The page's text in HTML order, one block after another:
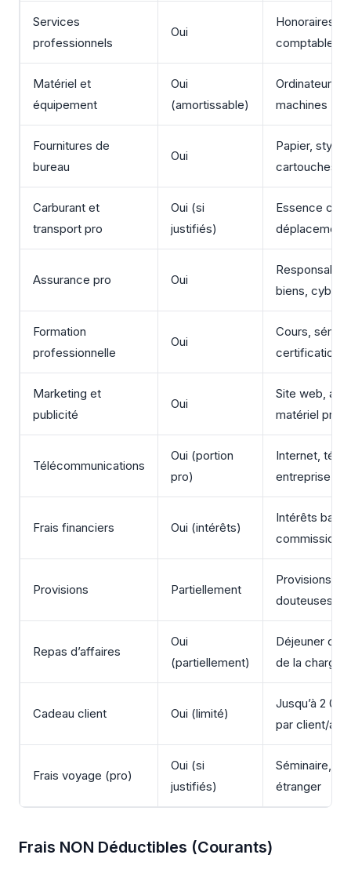
Services
professionnels
Oui
Honoraires
comptable,
Matériel et
équipement
Oui
(amortissable)
Ordinateur,
machines
Fournitures de
bureau
Oui
Papier, stylos,
cartouches
Carburant et
transport pro
Oui (si
justifiés)
Essence
déplacement
Assurance pro Oui
biens, cyber
Formation
professionnelle
Oui
Cours,
certifications
Marketing et
publicité
Oui
Site web,
matériel
Télécommunications
Oui (portion
pro)
Internet,
entreprise
Frais financiers Oui (intérêts)
Intérêts
commissions
Provisions Partiellement
Provisions
douteuses
Repas d’affaires
Oui
(partiellement)
Déjeuner
de la charge)
Cadeau client Oui (limité)
Jusqu’à 2
par client/an
Frais voyage (pro)
Oui (si
justifiés)
Séminaire,
étranger
Frais NON Déductibles (Courants)